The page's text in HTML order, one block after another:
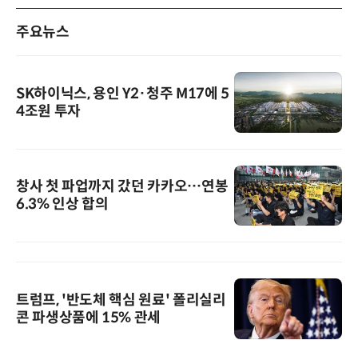
주요뉴스
SK하이닉스, 용인 Y2·청주 M17에 5
4조원 투자
창사 첫 파업까지 갔던 카카오…연봉
6.3% 인상 합의
트럼프, '반도체 핵심 원료' 폴리실리
콘 파생상품에 15% 관세